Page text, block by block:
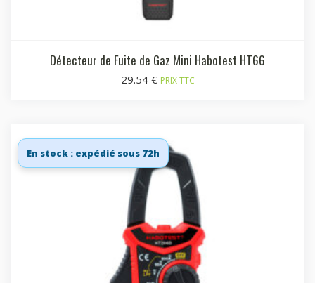
Détecteur de Fuite de Gaz Mini Habotest HT66
29.54 € PRIX TTC
En stock : expédié sous 72h